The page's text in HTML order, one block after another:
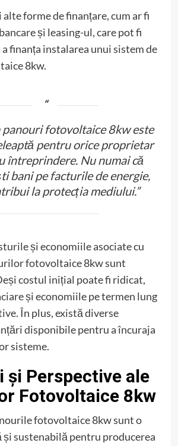
forme de finanțare, cum ar fi
și leasing-ul, care pot fi
finanța instalarea unui sistem de
8kw.
panouri fotovoltaice 8kw este
pentru orice proprietar
întreprindere. Nu numai că
bani pe facturile de energie,
la protecția mediului.”
și economiile asociate cu
fotovoltaice 8kw sunt
costul inițial poate fi ridicat,
și economiile pe termen lung
În plus, există diverse
disponibile pentru a încuraja
sisteme.
și Perspective ale
Fotovoltaice 8kw
fotovoltaice 8kw sunt o
sustenabilă pentru producerea